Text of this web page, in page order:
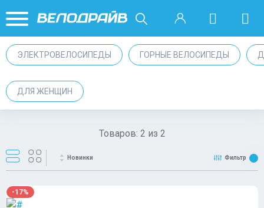
ЭЛЕКТРОВЕЛОСИПЕДЫ ГОРНЫЕ ВЕЛОСИПЕДЫ
ДЛЯ ЖЕНЩИН
Товаров: 2 из 2
Новинки Фильтр
-17%